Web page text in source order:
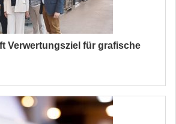
Verwertungsziel für grafische